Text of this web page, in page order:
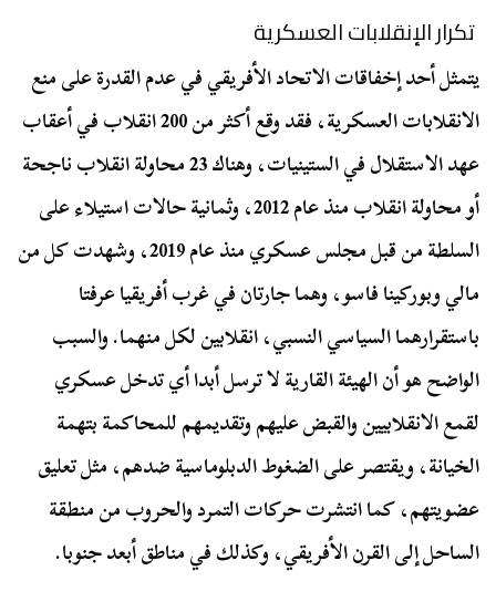
تكرار الإنقلابات العسكرية
يتمثل أحد إخفاقات الاتحاد الأفريقي في عدم القدرة على منع
الانقلابات العسكرية، فقد وقع أكثر من 200 انقلاب في أعقاب
عهد الاستقلال في الستينيات، وهناك 23 محاولة انقلاب ناجحة
أو محاولة انقلاب منذ عام 2012، وثمانية حالات استيلاء على
السلطة من قبل مجلس عسكري منذ عام 2019، وشهدت كل من
مالي وبوركينا فاسو، وهما جارتان في غرب أفريقيا عرفتا
باستقرارهما السياسي النسبي، انقلابين لكل منهما. والسبب
الواضح هو أن الهيئة القارية لا ترسل أبدا أي تدخل عسكري
لقمع الانقلابيين والقبض عليهم وتقديمهم للمحاكمة بتهمة
الخيانة، ويقتصر على الضغوط الدبلوماسية ضدهم، مثل تعليق
عضويتهم، كما انتشرت حركات التمرد والحروب من منطقة
الساحل إلى القرن الأفريقي، وكذلك في مناطق أبعد جنوبا.